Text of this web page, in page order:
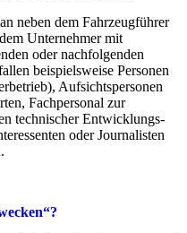
neben dem Fahrzeugführer
Unternehmer mit
oder nachfolgenden
beispielsweise Personen
Aufsichtspersonen
Fachpersonal zur
technischer Entwicklungs-
oder Journalisten